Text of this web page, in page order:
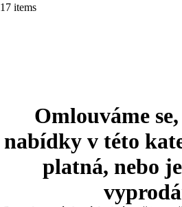
17 items
Omlouváme
nabídky v této
platná, nebo